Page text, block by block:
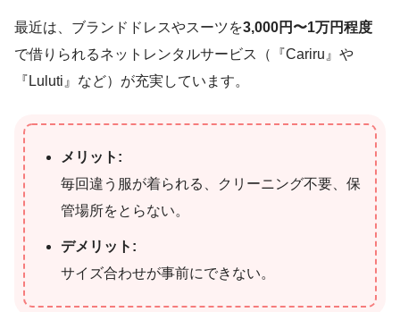
最近は、ブランドドレスやスーツを3,000円〜1万円程度
で借りられるネットレンタルサービス（『Cariru』や
『Luluti』など）が充実しています。
メリット:
毎回違う服が着られる、クリーニング不要、保
管場所をとらない。
デメリット:
サイズ合わせが事前にできない。